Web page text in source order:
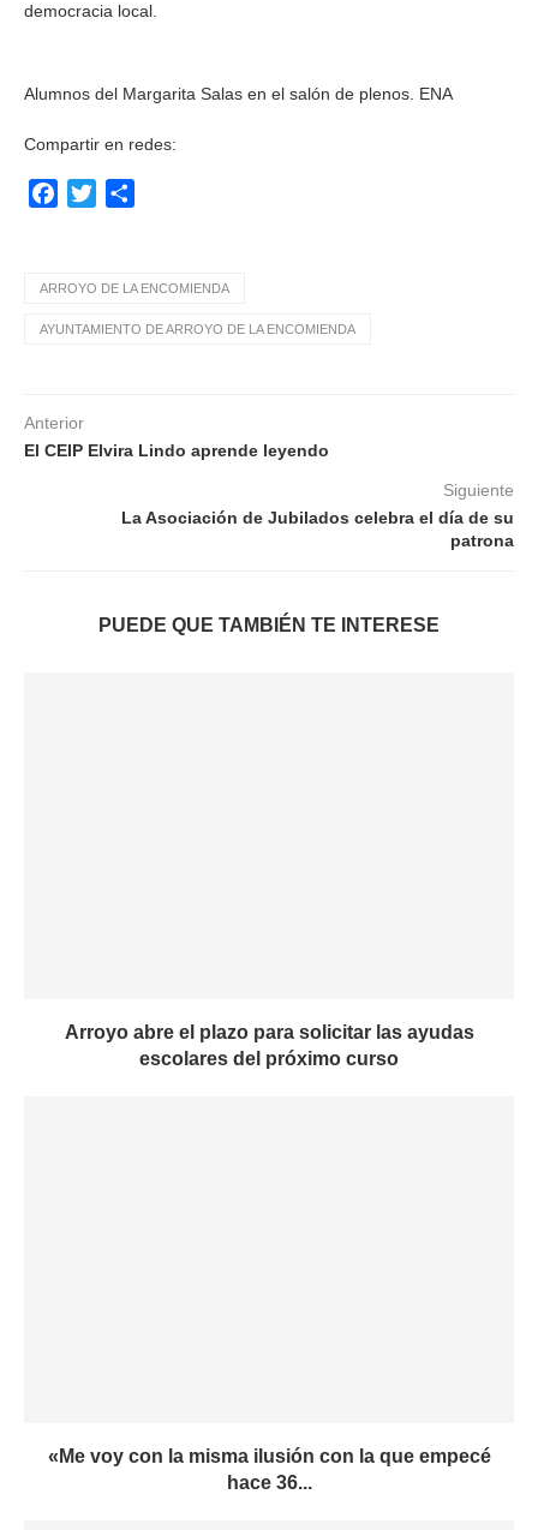
democracia local.
Alumnos del Margarita Salas en el salón de plenos. ENA
Compartir en redes:
Facebook
Twitter
ARROYO DE LA ENCOMIENDA
AYUNTAMIENTO DE ARROYO DE LA ENCOMIENDA
Anterior
El CEIP Elvira Lindo aprende leyendo
Siguiente
La Asociación de Jubilados celebra el día de su
patrona
PUEDE QUE TAMBIÉN TE INTERESE
Arroyo abre el plazo para solicitar las ayudas
escolares del próximo curso
«Me voy con la misma ilusión con la que empecé
hace 36...